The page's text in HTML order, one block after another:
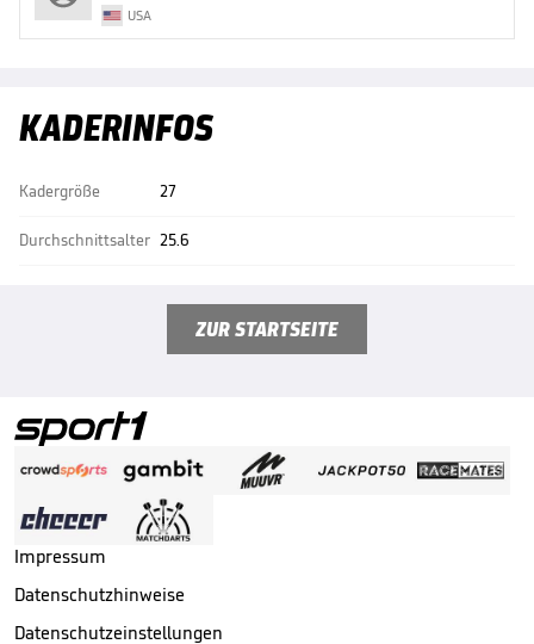
USA
KADERINFOS
Kadergröße
Durchschnittsalter
27
25.6
ZUR STARTSEITE
Impressum
Datenschutzhinweise
Datenschutzeinstellungen